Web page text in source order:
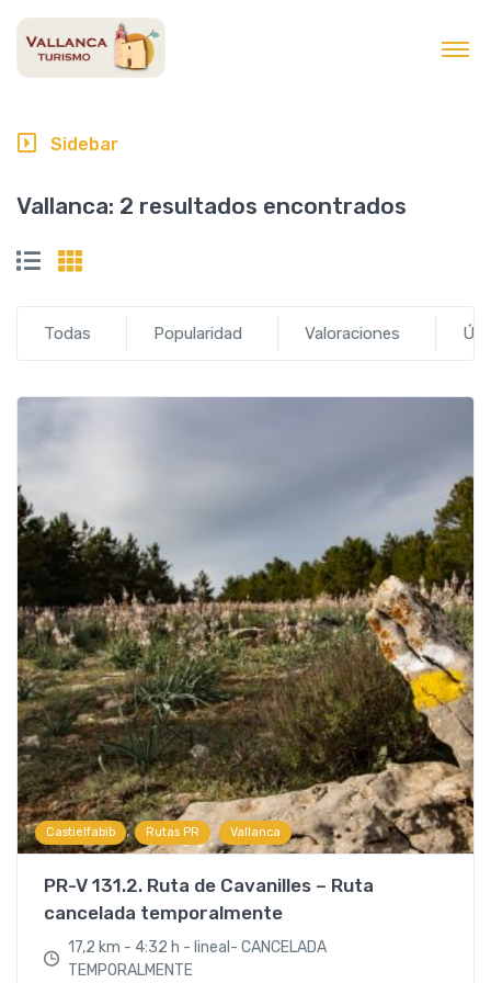
Vallanca: 2 resultados encontrados
Todas Popularidad Valoraciones
Castielfabib , Rutas PR , Vallanca
PR-V 131.2. Ruta de Cavanilles – Ruta
cancelada temporalmente
17,2 km - 4:32 h - lineal- CANCELADA
TEMPORALMENTE
Sidebar